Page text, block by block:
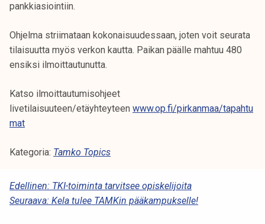
pankkiasiointiin.
Ohjelma striimataan kokonaisuudessaan, joten voit seurata
tilaisuutta myös verkon kautta. Paikan päälle mahtuu 480
ensiksi ilmoittautunutta.
Katso ilmoittautumisohjeet
livetilaisuuteen/etäyhteyteen www.op.fi/pirkanmaa/tapahtu
mat
Kategoria: Tamko Topics
A
R
Edellinen: TKI-toiminta tarvitsee opiskelijoita
Seuraava: Kela tulee TAMKin pääkampukselle!